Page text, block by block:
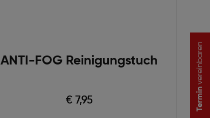
ANTI-FOG Reinigungstuch
€ 7,95 Termin
vereinbaren